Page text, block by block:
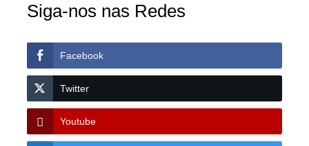
Siga-nos nas Redes
Facebook
Twitter
Youtube